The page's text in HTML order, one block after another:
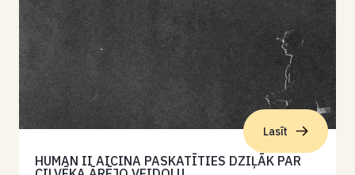
Lasīt
HUMAN II AICINA PASKATĪTIES DZIĻĀK PAR